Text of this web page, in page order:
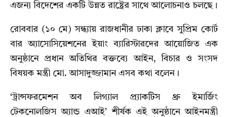
এজন্য বিদেশের একটি উন্নত রাষ্ট্রের সাথে আলোচনাও চলছে।
রোববার (১০ মে) সন্ধ্যায় রাজধানীর ঢাকা ক্লাবে সুপ্রিম কোর্ট
বার অ্যাসোসিয়েশনের ইয়াং ব্যারিস্টারদের আয়োজিত এক
অনুষ্ঠানে প্রধান অতিথির বক্তব্যে আইন, বিচার ও সংসদ
বিষয়ক মন্ত্রী মো. আসাদুজ্জামান এসব কথা বলেন।
‘ট্রান্সফরমেশন অব লিগ্যাল প্র্যাকটিস থ্রু ইমার্জিং
টেকনোলজিস অ্যান্ড এআই’ শীর্ষক এই অনুষ্ঠানে আইনমন্ত্রী